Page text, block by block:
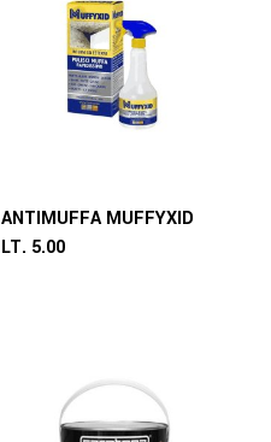
ANTIMUFFA MUFFYXID
LT. 5.00